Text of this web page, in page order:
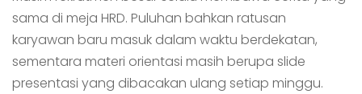
sama di meja HRD. Puluhan bahkan ratusan
karyawan baru masuk dalam waktu berdekatan,
sementara materi orientasi masih berupa slide
presentasi yang dibacakan ulang setiap minggu.